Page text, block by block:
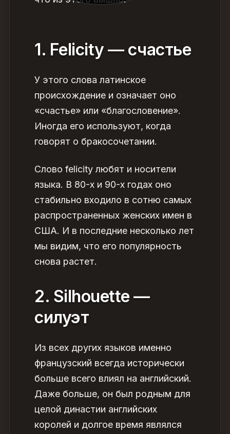
1. Felicity — счастье
У этого слова латинское
происхождение и означает оно
«счастье» или «благословение».
Иногда его используют, когда
говорят о бракосочетании.
Слово felicity любят и носители
языка. В 80-х и 90-х годах оно
стабильно входило в сотню самых
распространенных женских имен в
США. И в последние несколько лет
мы видим, что его популярность
снова растет.
2. Silhouette —
силуэт
Из всех других языков именно
французский всегда исторически
больше всего влиял на английский.
Даже больше, он был родным для
целой династии английских
королей и долгое время являлся